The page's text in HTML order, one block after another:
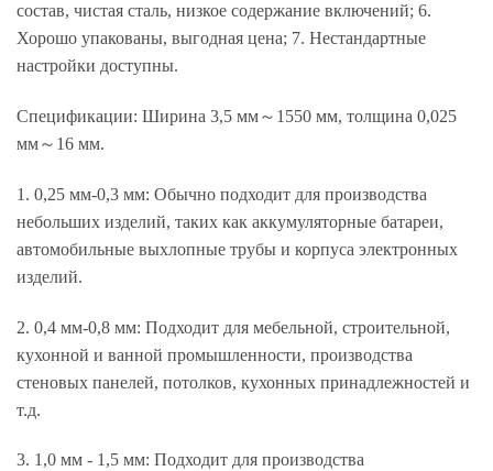
состав, чистая сталь, низкое содержание включений; 6.
Хорошо упакованы, выгодная цена; 7. Нестандартные
настройки доступны.
Спецификации: Ширина 3,5 мм～1550 мм, толщина 0,025
мм～16 мм.
1. 0,25 мм-0,3 мм: Обычно подходит для производства
небольших изделий, таких как аккумуляторные батареи,
автомобильные выхлопные трубы и корпуса электронных
изделий.
2. 0,4 мм-0,8 мм: Подходит для мебельной, строительной,
кухонной и ванной промышленности, производства
стеновых панелей, потолков, кухонных принадлежностей и
т.д.
3. 1,0 мм - 1,5 мм: Подходит для производства